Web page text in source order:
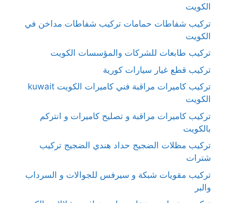
الكويت
تركيب شفاطات حمامات تركيب شفاطات مداخن في
الكويت
تركيب طابعات للشركات والمؤسسات الكويت
تركيب قطع غيار سيارات كورية
تركيب كاميرات مراقبة فني كاميرات الكويت kuwait
الكويت
تركيب كاميرات مراقبة و تصليح كاميرات و انتركم
بالكويت
تركيب مظلات الضجيج حداد هندي الضجيج تركيب
شترات
تركيب مقويات شبكة و سيرفس للجوالات و السرداب
والبر